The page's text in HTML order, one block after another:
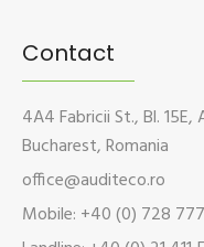
Contact
4A4 Fabricii St., Bl.
Bucharest, Romania
office@auditeco.ro
Mobile: +40 (0) 728